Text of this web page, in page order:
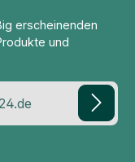
erscheinenden
und